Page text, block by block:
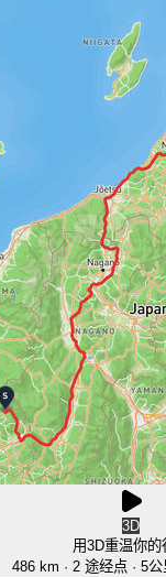
3D
用3D重温你的
486 km · 2 途经点 · 5